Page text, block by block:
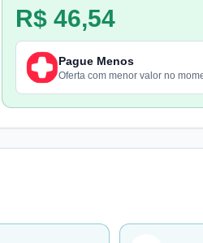
R$ 46,54
Pague Menos
Oferta com menor valor no